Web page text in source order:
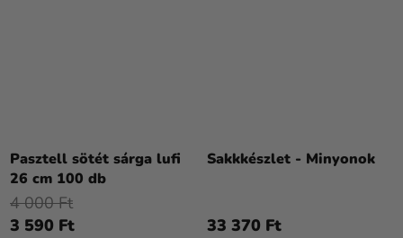
Pasztell sötét sárga lufi
26 cm 100 db
3 590 Ft
4 000 Ft
Sakkkészlet - Minyonok
33 370 Ft